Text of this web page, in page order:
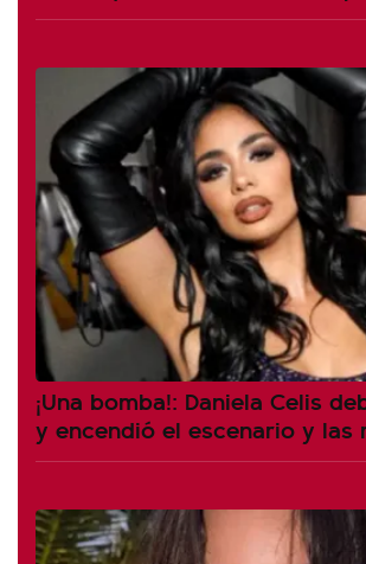
¡Una bomba!: Daniela Celis
y encendió el escenario y las